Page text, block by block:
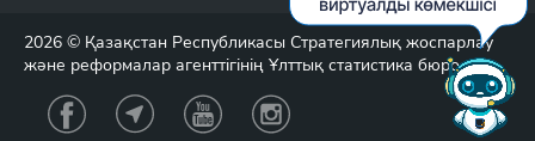
2026 © Қазақстан Республикасы Стратегиялық жоспарлау
және реформалар агенттігінің Ұлттық статистика бюросы